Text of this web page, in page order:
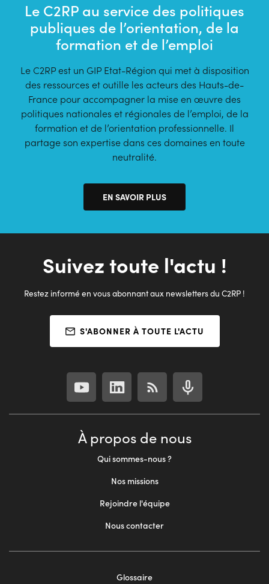
Le C2RP au service des politiques
publiques de l’orientation, de la
formation et de l’emploi
Le C2RP est un GIP Etat-Région qui met à disposition
des ressources et outille les acteurs des Hauts-de-
France pour accompagner la mise en œuvre des
politiques nationales et régionales de l’emploi, de la
formation et de l’orientation professionnelle. Il
partage son expertise dans ces domaines en toute
neutralité.
EN SAVOIR PLUS
Suivez toute l'actu !
Restez informé en vous abonnant aux newsletters du C2RP !
S'ABONNER À TOUTE L'ACTU
À propos de nous
Qui sommes-nous ?
Nos missions
Rejoindre l'équipe
Nous contacter
Glossaire